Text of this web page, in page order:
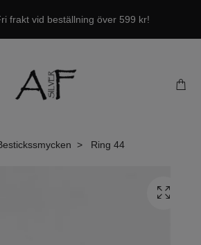
frakt vid beställning över 599 kr!
Ring 44